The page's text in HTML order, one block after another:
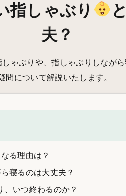
指しゃぶり
夫？
ゃぶりや、指しゃぶりしなが
について解説いたします。
る理由は？
寝るのは大丈夫？
いつ終わるのか？